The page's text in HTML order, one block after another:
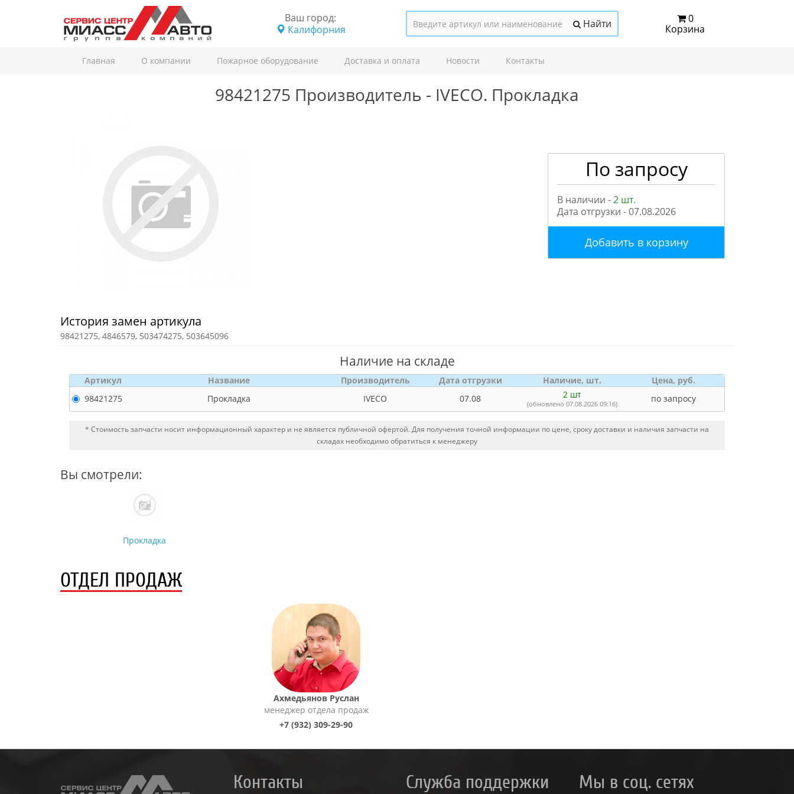
Ваш город:
Калифорния
Найти
0
Корзина
Главная О компании Пожарное оборудование Доставка и оплата Новости Контакты
98421275 Производитель - IVECO. Прокладка
По запросу
В наличии -2 шт.
Дата отгрузки -07.08.2026
Добавить в корзину
История замен артикула
98421275, 4846579, 503474275, 503645096
Наличие на складе
Артикул Название Производитель Дата отгрузки Наличие, шт.
Цена, руб.
98421275
Прокладка IVECO 07.08 2 шт
(обновлено 07.08.2026 09:16) по запросу
* Стоимость запчасти носит информационный характер и не является публичной офертой. Для получения точной информации по цене, сроку доставки и наличия запчасти на
складах необходимо обратиться к менеджеру
Вы смотрели:
Прокладка
ОТДЕЛ ПРОДАЖ
Ахмедьянов Руслан
менеджер отдела продаж
+7 (932) 309-29-90
Контакты Служба поддержки Мы в соц. сетях